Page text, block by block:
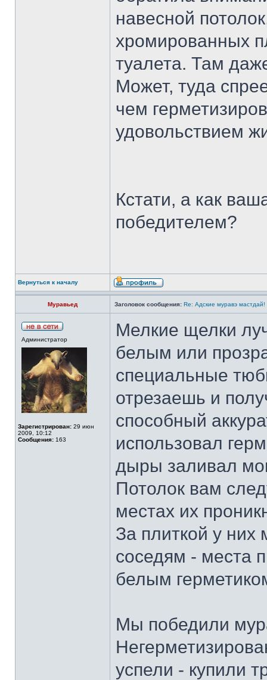
навесной
хромированных
туалета. Там
Может, туда
чем
удовольствием
Кстати, а как
победителем?
Вернуться к началу
Муравьед Заголовок сообщения: Re: Адские муравэ мастдай!
Администратор
Зарегистрирован: 29 июн
2009, 10:12
Сообщения: 163
Мелкие щелки
белым или
специальные
отрезаешь и
способный
использовал
дыры заливал
Потолок вам
местах их
За плиткой у них
соседям - места
белым
Мы победили
успели - купили